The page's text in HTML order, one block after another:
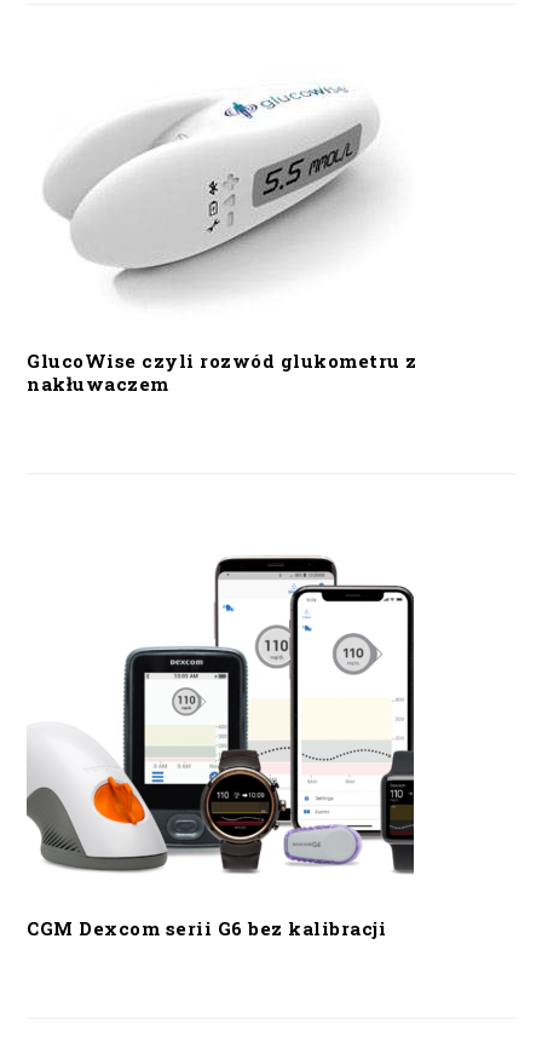
GlucoWise czyli rozwód glukometru z
nakłuwaczem
CGM Dexcom serii G6 bez kalibracji